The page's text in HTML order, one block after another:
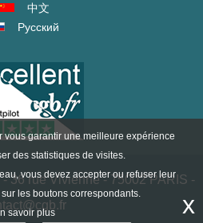
中文
Русский
36 rue Vivienne - 75002 PARIS -
vous garantir une meilleure expérience
des statistiques de visites.
vous devez accepter ou refuser leur
les boutons correspondants.
savoir plus
x